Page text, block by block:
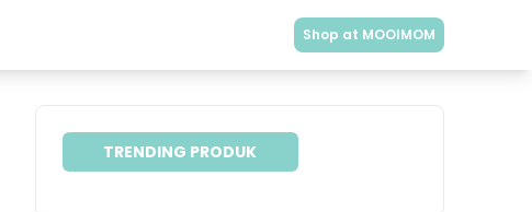
Shop at MOOIMOM
TRENDING PRODUK